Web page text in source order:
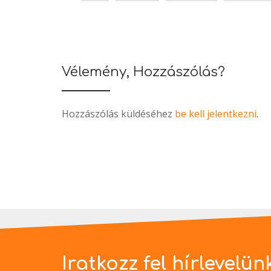
Vélemény, Hozzászólás?
Hozzászólás küldéséhez be kell jelentkezni.
Iratkozz fel